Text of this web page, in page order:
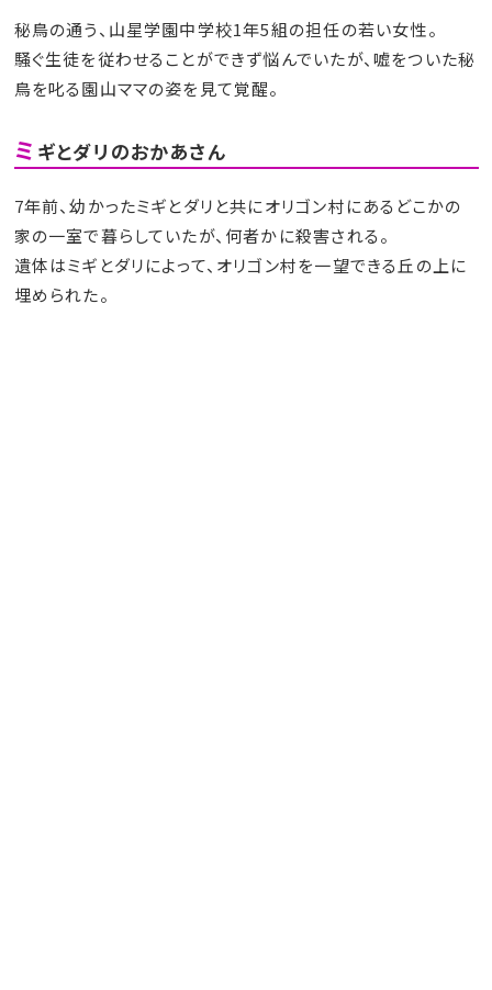
秘鳥の通う、山星学園中学校1年5組の担任の若い女性。
騒ぐ生徒を従わせることができず悩んでいたが、嘘をついた秘
鳥を叱る園山ママの姿を見て覚醒。
ミ ギとダリのおかあさん
7年前、幼かったミギとダリと共にオリゴン村にあるどこかの
家の一室で暮らしていたが、何者かに殺害される。
遺体はミギとダリによって、オリゴン村を一望できる丘の上に
埋められた。